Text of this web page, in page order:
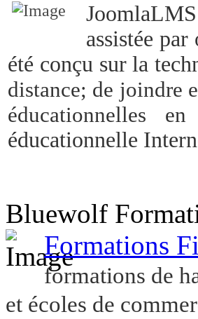
assistée
été conçu sur la
distance; de joindre
éducationnelles
éducationnelle
Bluewolf
Formations
formations de
et écoles de